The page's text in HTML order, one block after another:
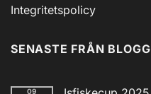
Integritetspolicy
SENASTE FRÅN
09